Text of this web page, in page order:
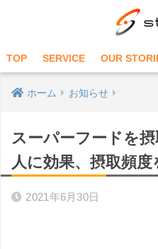
TOP SERVICE OUR
ホーム お知らせ
スーパーフードを
人に効果、摂取頻度
2021年6月30日